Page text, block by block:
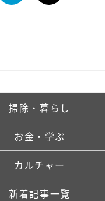
掃除・暮らし
お金・学ぶ
カルチャー
新着記事一覧